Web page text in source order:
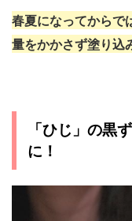
春夏になってからで
量をかかさず塗り込
「ひじ」の黒
に！